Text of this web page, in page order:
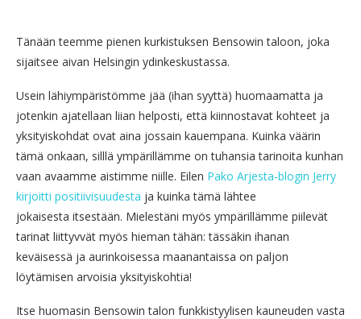
Tänään teemme pienen kurkistuksen Bensowin taloon, joka
sijaitsee aivan Helsingin ydinkeskustassa.
Usein lähiympäristömme jää (ihan syyttä) huomaamatta ja
jotenkin ajatellaan liian helposti, että kiinnostavat kohteet ja
yksityiskohdat ovat aina jossain kauempana. Kuinka väärin
tämä onkaan, silllä ympärillämme on tuhansia tarinoita kunhan
vaan avaamme aistimme niille. Eilen Pako Arjesta-blogin Jerry
kirjoitti positiivisuudesta ja kuinka tämä lähtee
jokaisesta itsestään. Mielestäni myös ympärillämme piilevät
tarinat liittyvvät myös hieman tähän: tässäkin ihanan
keväisessä ja aurinkoisessa maanantaissa on paljon
löytämisen arvoisia yksityiskohtia!
Itse huomasin Bensowin talon funkkistyylisen kauneuden vasta